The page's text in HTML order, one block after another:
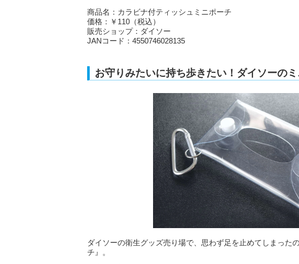
商品名：カラビナ付ティッシュミニポーチ
価格：￥110（税込）
販売ショップ：ダイソー
JANコード：4550746028135
お守りみたいに持ち歩きたい！ダイソーの
ダイソーの衛生グッズ売り場で、思わず足を止めてしまった
チ』。